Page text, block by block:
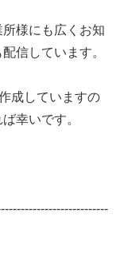
様にも広くお知
信しています。
成していますの
幸いです。